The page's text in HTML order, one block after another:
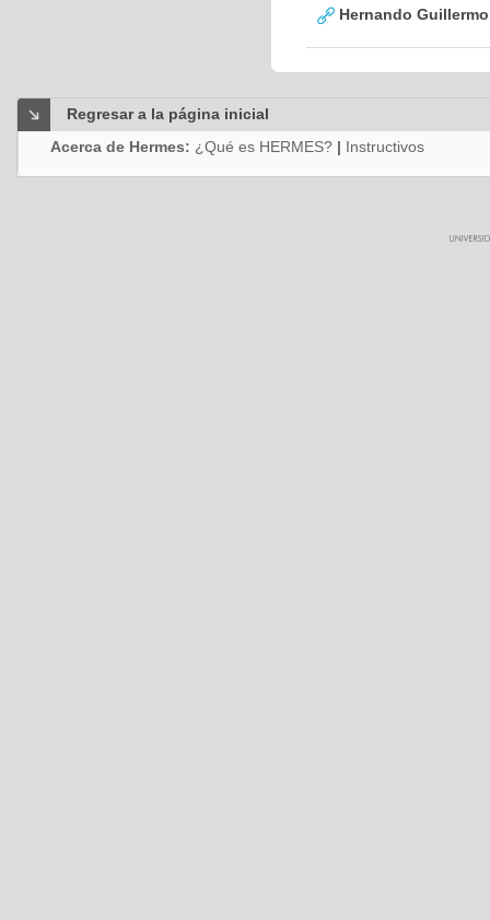
Hernando
Regresar a la página inicial
Acerca de Hermes: ¿Qué es HERMES? | Instructivos